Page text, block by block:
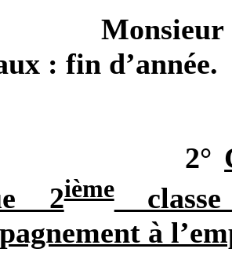
Monsieur
: fin d’année.
2°
2ièmeclasse
à